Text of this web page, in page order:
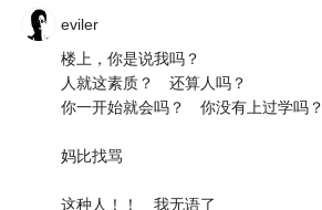
eviler
楼上，你是说我吗？
人就这素质？ 还算人吗？
你一开始就会吗？ 你没有上过学吗？
妈比找骂
这种人！！ 我无语了